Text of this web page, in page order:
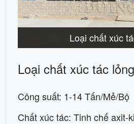
Loại chất xúc
Loại chất xúc tác lỏng
Công suất: 1-14 Tấn/Mẻ/Bộ
Chất xúc tác: Tinh chế axit-